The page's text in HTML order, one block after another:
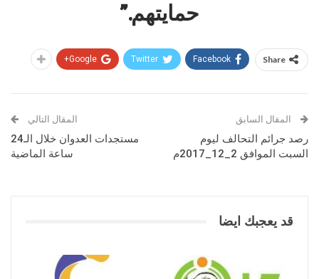
حمايتهم.”
Share
Facebook
Twitter
Google+
المقال السابق
رصد جرائم التحالف ليوم
السبت الموافق 2_12_2017م
المقال التالي
مستجدات العدوان خلال الـ24
ساعة الماضية
قد يعجبك ايضا